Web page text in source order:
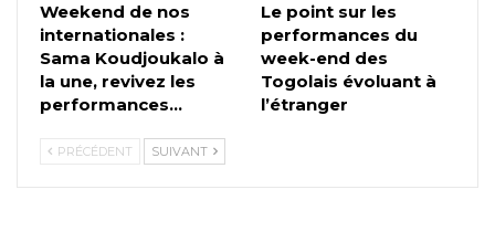
Weekend de nos
internationales :
Sama Koudjoukalo à
la une, revivez les
performances…
Le point sur les
performances du
week-end des
Togolais évoluant à
l’étranger
PRÉCÉDENT SUIVANT